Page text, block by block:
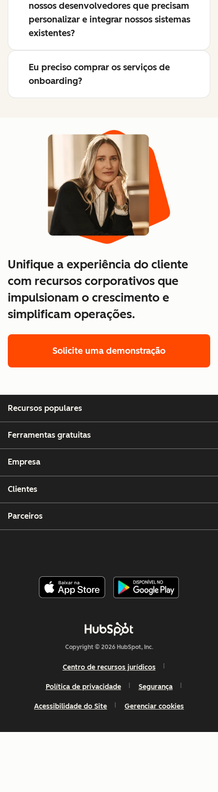
nossos desenvolvedores que precisam
personalizar e integrar nossos sistemas
existentes?
Eu preciso comprar os serviços de
onboarding?
Unifique a experiência do cliente
com recursos corporativos que
impulsionam o crescimento e
simplificam operações.
Solicite uma demonstração
Recursos populares
Ferramentas gratuitas
Empresa
Clientes
Parceiros
Copyright © 2026 HubSpot, Inc.
Centro de recursos jurídicos
Política de privacidade Segurança
Acessibilidade do Site Gerenciar cookies